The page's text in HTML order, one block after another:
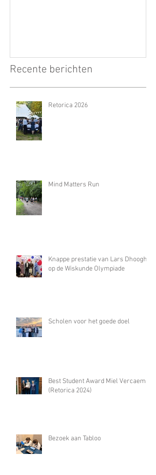
Recente berichten
Retorica 2026
Mind Matters Run
Knappe prestatie van Lars Dhooghe
op de Wiskunde Olympiade
Scholen voor het goede doel
Best Student Award Miel Vercaemst
(Retorica 2024)
Bezoek aan Tabloo